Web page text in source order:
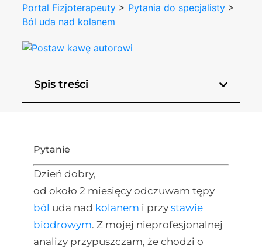
Portal Fizjoterapeuty > Pytania do specjalisty >
Ból uda nad kolanem
Spis treści
Pytanie
Dzień dobry,
od około 2 miesięcy odczuwam tępy
ból uda nad kolanem i przy stawie
biodrowym. Z mojej nieprofesjonalnej
analizy przypuszczam, że chodzi o